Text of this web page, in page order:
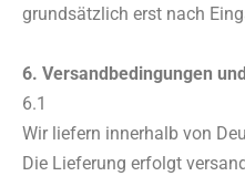
grundsätzlich erst nach
6. Versandbedingungen
6.1
Wir liefern innerhalb von
Die Lieferung erfolgt